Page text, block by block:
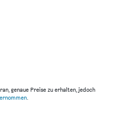
genaue Preise zu erhalten, jedoch
.